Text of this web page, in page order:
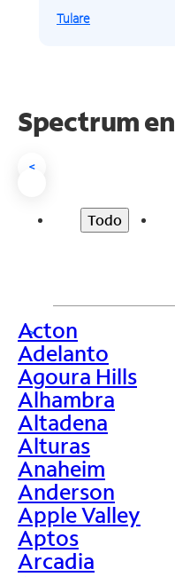
Tulare
Spectrum en
<
Todo
>
Acton
Adelanto
Agoura Hills
Alhambra
Altadena
Alturas
Anaheim
Anderson
Apple Valley
Aptos
Arcadia